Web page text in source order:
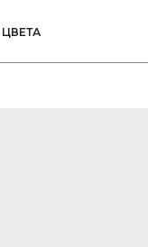
ЦВЕТА